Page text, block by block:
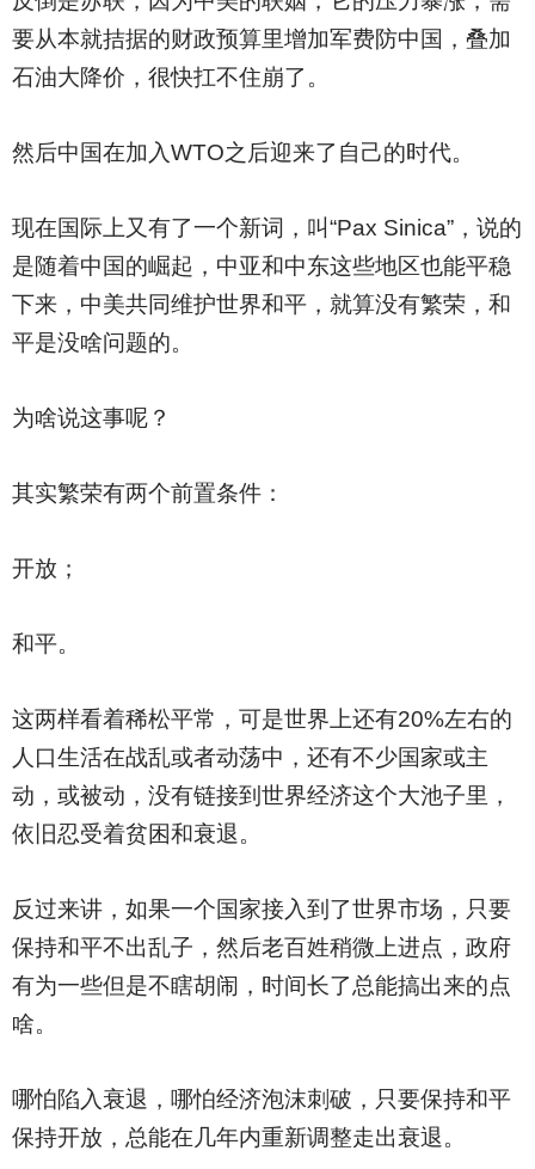
要从本就拮据的财政预算里增加军费防中国，叠加
石油大降价，很快扛不住崩了。
然后中国在加入WTO之后迎来了自己的时代。
现在国际上又有了一个新词，叫“Pax Sinica”，说的
是随着中国的崛起，中亚和中东这些地区也能平稳
下来，中美共同维护世界和平，就算没有繁荣，和
平是没啥问题的。
为啥说这事呢？
其实繁荣有两个前置条件：
开放；
和平。
这两样看着稀松平常，可是世界上还有20%左右的
人口生活在战乱或者动荡中，还有不少国家或主
动，或被动，没有链接到世界经济这个大池子里，
依旧忍受着贫困和衰退。
反过来讲，如果一个国家接入到了世界市场，只要
保持和平不出乱子，然后老百姓稍微上进点，政府
有为一些但是不瞎胡闹，时间长了总能搞出来的点
啥。
哪怕陷入衰退，哪怕经济泡沫刺破，只要保持和平
保持开放，总能在几年内重新调整走出衰退。